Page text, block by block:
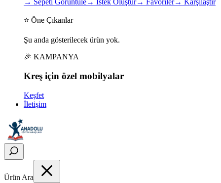
→ Sepeti Görüntüle→ İstek Oluştur→ Favoriler→ Karşılaştır
⭐ Öne Çıkanlar
Şu anda gösterilecek ürün yok.
🎉 KAMPANYA
Kreş için özel mobilyalar
Keşfet
İletişim
Ürün Ara